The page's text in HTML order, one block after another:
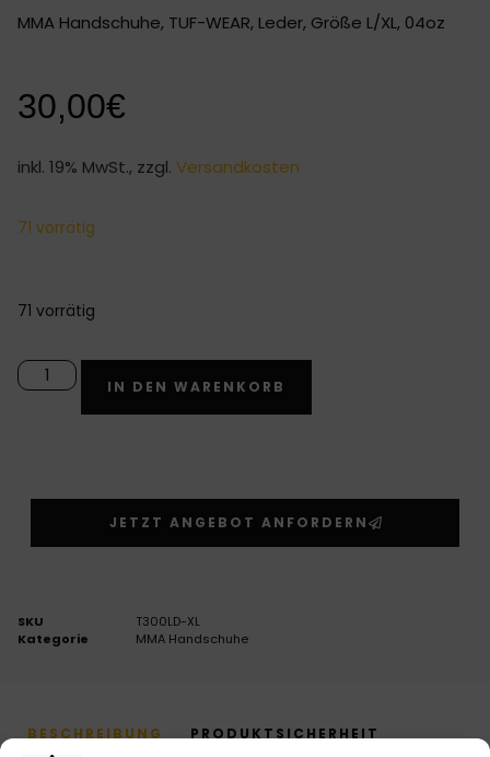
MMA Handschuhe, TUF-WEAR, Leder, Größe L/XL, 04oz
30,00€
inkl. 19% MwSt., zzgl. Versandkosten
71 vorrätig
71 vorrätig
IN DEN WARENKORB
JETZT ANGEBOT ANFORDERN
SKU
T300LD-XL
Kategorie
MMA Handschuhe
BESCHREIBUNG PRODUKTSICHERHEIT